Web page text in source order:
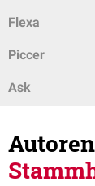
Flexa
Piccer
Ask